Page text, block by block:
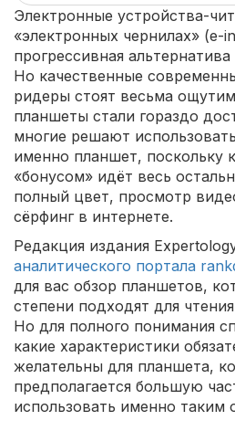
Электронные устройства-
«электронных чернилах» (e-
прогрессивная
Но качественные
ридеры стоят весьма
планшеты стали гораздо
многие решают
именно планшет, поскольку
«бонусом» идёт весь
полный цвет, просмотр
сёрфинг в интернете.
Редакция издания
аналитического портала
для вас обзор планшетов,
степени подходят для
Но для полного понимания
какие характеристики
желательны для планшета,
предполагается большую
использовать именно таким